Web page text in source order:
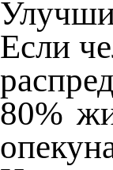
Если
80%